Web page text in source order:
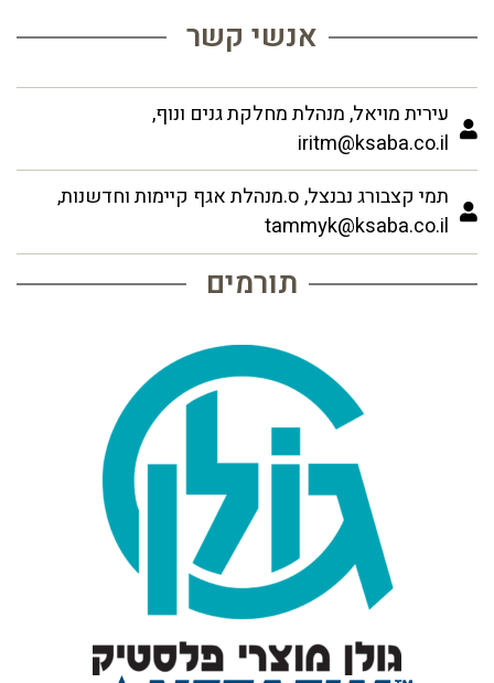
אנשי קשר
עירית מויאל, מנהלת מחלקת גנים ונוף,
iritm@ksaba.co.il
תמי קצבורג נבנצל, ס.מנהלת אגף קיימות וחדשנות,
tammyk@ksaba.co.il
תורמים